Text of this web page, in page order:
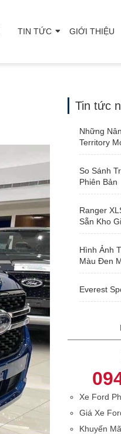
TIN TỨC GIỚI THIỆU
Tin tức
Những
Territory
So Sánh
Phiên Bản
Ranger
Sẵn Kho
Hình Ảnh
Màu Đen
Everest
Xe Ford
Giá Xe
Khuyến